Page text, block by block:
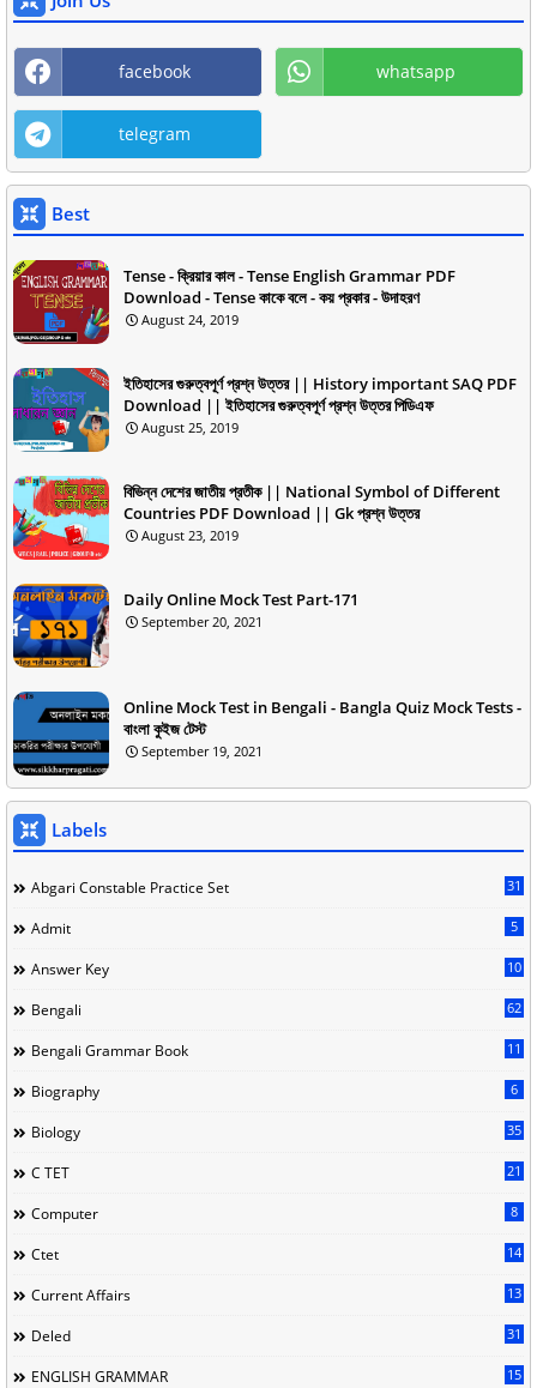
facebook whatsapp
telegram
Best
Tense - ক্রিয়ার কাল - Tense English Grammar PDF
Download - Tense কাকে বলে - কয় প্রকার - উদাহরণ
August 24, 2019
ইতিহাসের গুরুত্বপূর্ণ প্রশ্ন উত্তর || History important SAQ PDF
Download || ইতিহাসের গুরুত্বপূর্ণ প্রশ্ন উত্তর পিডিএফ
August 25, 2019
বিভিন্ন দেশের জাতীয় প্রতীক || National Symbol of Different
Countries PDF Download || Gk প্রশ্ন উত্তর
August 23, 2019
Daily Online Mock Test Part-171
September 20, 2021
Online Mock Test in Bengali - Bangla Quiz Mock Tests -
বাংলা কুইজ টেস্ট
September 19, 2021
Labels
Abgari Constable Practice Set 31
Admit 5
Answer Key 10
Bengali 62
Bengali Grammar Book 11
Biography 6
Biology 35
C TET 21
Computer 8
Ctet 14
Current Affairs 13
Deled 31
ENGLISH GRAMMAR 15